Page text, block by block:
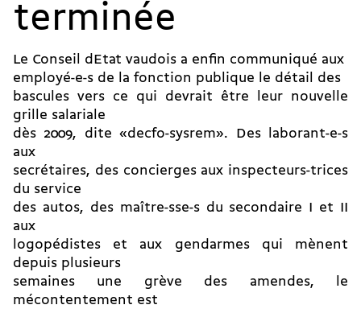
terminée
Le Conseil dEtat vaudois a enfin communiqué aux
employé-e-s de la fonction publique le détail des
bascules vers ce qui devrait être leur nouvelle
grille salariale
dès 2009, dite «decfo-sysrem». Des laborant-e-s
aux
secrétaires, des concierges aux inspecteurs-trices
du service
des autos, des maître-sse-s du secondaire I et II
aux
logopédistes et aux gendarmes qui mènent
depuis plusieurs
semaines une grève des amendes, le
mécontentement est